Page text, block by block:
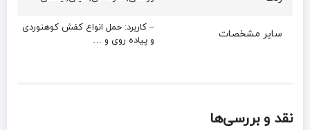
سایر مشخصات
– کاربرد: حمل انواع کفش کوهنوردی
و پیاده روی و …
نقد و بررسی‌ها